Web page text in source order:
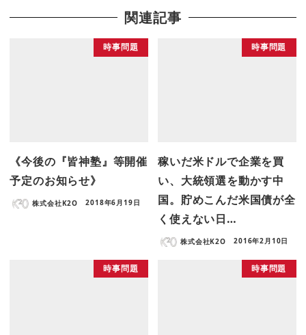
関連記事
時事問題
《今後の『皆神塾』等開催
予定のお知らせ》
株式会社K2O 2018年6月19日
時事問題
稼いだ米ドルで企業を買
い、大統領選を動かす中
国。貯めこんだ米国債が全
く使えない日…
株式会社K2O 2016年2月10日
時事問題 時事問題